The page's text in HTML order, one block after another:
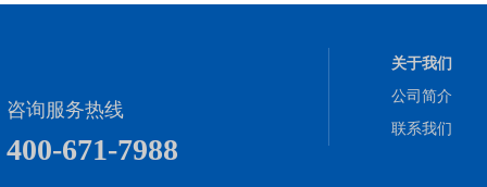
咨询服务热线
400-671-7988
关于我们
公司简介
联系我们